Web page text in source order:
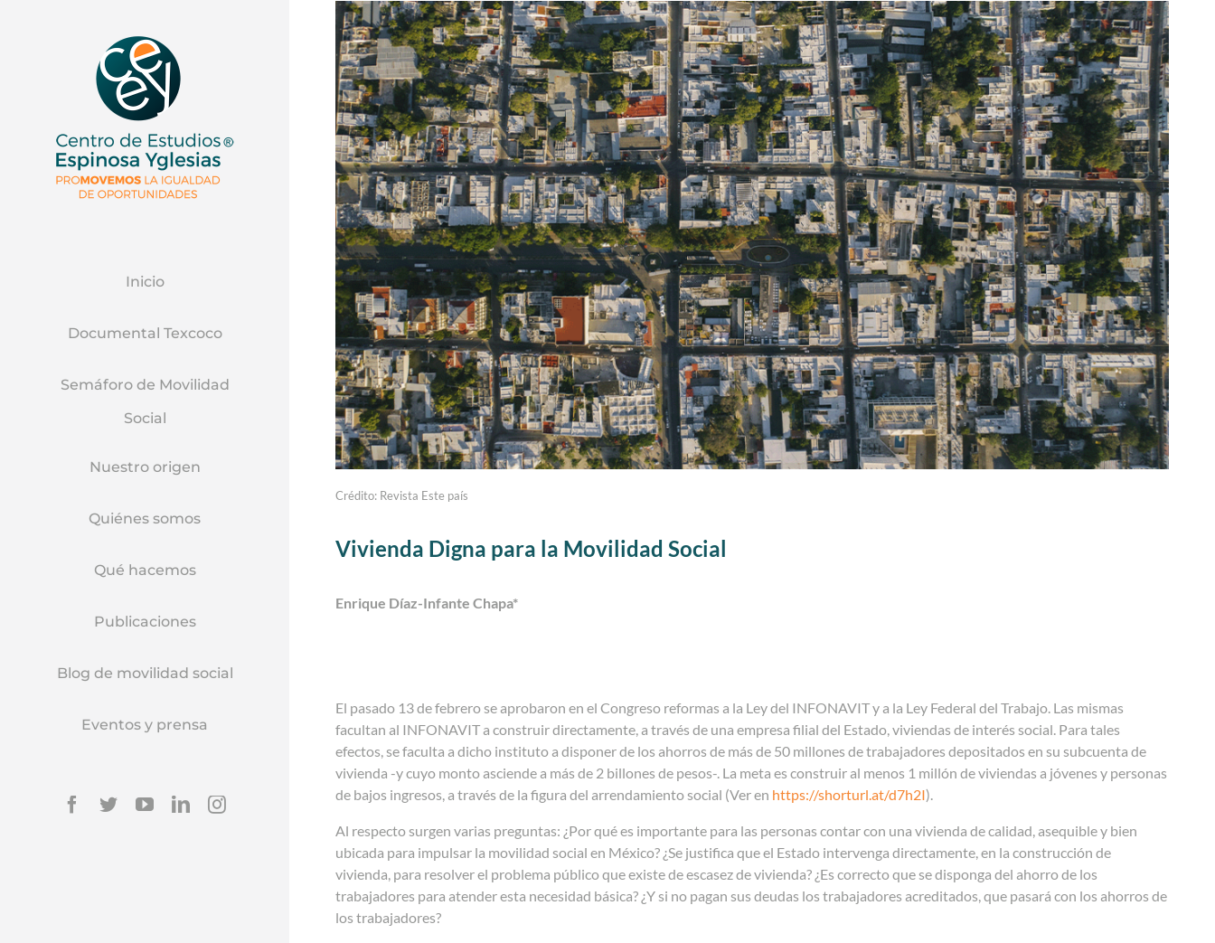
Inicio
Documental Texcoco
Semáforo de Movilidad
Social
Nuestro origen
Quiénes somos
Qué hacemos
Publicaciones
Blog de movilidad social
Eventos y prensa
Crédito: Revista Este país
Vivienda Digna para la Movilidad Social
Enrique Díaz-Infante Chapa*
El pasado 13 de febrero se aprobaron en el Congreso reformas a la Ley del INFONAVIT y a la Ley Federal del Trabajo. Las mismas
facultan al INFONAVIT a construir directamente, a través de una empresa filial del Estado, viviendas de interés social. Para tales
efectos, se faculta a dicho instituto a disponer de los ahorros de más de 50 millones de trabajadores depositados en su subcuenta de
vivienda -y cuyo monto asciende a más de 2 billones de pesos-. La meta es construir al menos 1 millón de viviendas a jóvenes y personas
de bajos ingresos, a través de la figura del arrendamiento social (Ver en https://shorturl.at/d7h2I).
Al respecto surgen varias preguntas: ¿Por qué es importante para las personas contar con una vivienda de calidad, asequible y bien
ubicada para impulsar la movilidad social en México? ¿Se justifica que el Estado intervenga directamente, en la construcción de
vivienda, para resolver el problema público que existe de escasez de vivienda? ¿Es correcto que se disponga del ahorro de los
trabajadores para atender esta necesidad básica? ¿Y si no pagan sus deudas los trabajadores acreditados, que pasará con los ahorros de
los trabajadores?